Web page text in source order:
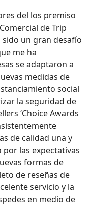
del los premiso
de Trip
sido un gran desafío
me ha
se adaptaron a
medidas de
social
la seguridad de
‘Choice Awards
de calidad una y
las expectativas
formas de
de reseñas de
servicio y la
en medio de